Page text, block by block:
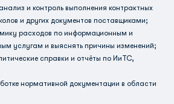
и контроль выполнения контрактных
и других документов поставщиками;
расходов по информационным и
услугам и выяснять причины изменений;
справки и отчёты по ИиТС,
нормативной документации в области